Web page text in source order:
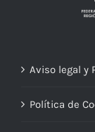
Aviso legal y
Política de